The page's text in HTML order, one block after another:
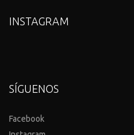
INSTAGRAM
SÍGUENOS
Facebook